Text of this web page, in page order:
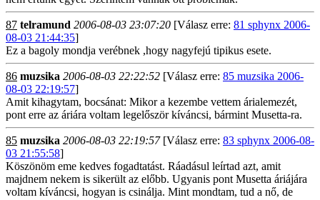
87 telramund 2006-08-03 23:07:20 [Válasz erre: 81 sphynx 2006-
08-03 21:44:35]
Ez a bagoly mondja verébnek ,hogy nagyfejú tipikus esete.
86 muzsika 2006-08-03 22:22:52 [Válasz erre: 85 muzsika 2006-
08-03 22:19:57]
Amit kihagytam, bocsánat: Mikor a kezembe vettem árialemezét,
pont erre az áriára voltam legelőször kíváncsi, bármint Musetta-ra.
85 muzsika 2006-08-03 22:19:57[Válasz erre: 83 sphynx 2006-08-
03 21:55:58]
Köszönöm eme kedves fogadtatást. Ráadásul leírtad azt, amit
majdnem nekem is sikerült az előbb. Ugyanis pont Musetta áriájára
voltam kíváncsi, hogyan is csinálja. Mint mondtam, tud a nő, de